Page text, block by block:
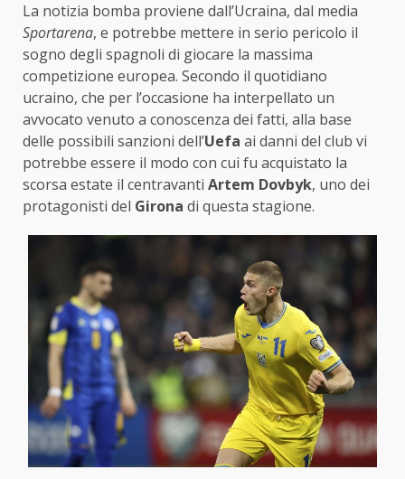
La notizia bomba proviene dall’Ucraina, dal media
Sportarena, e potrebbe mettere in serio pericolo il
sogno degli spagnoli di giocare la massima
competizione europea. Secondo il quotidiano
ucraino, che per l’occasione ha interpellato un
avvocato venuto a conoscenza dei fatti, alla base
delle possibili sanzioni dell’Uefa ai danni del club vi
potrebbe essere il modo con cui fu acquistato la
scorsa estate il centravanti Artem Dovbyk, uno dei
protagonisti del Girona di questa stagione.